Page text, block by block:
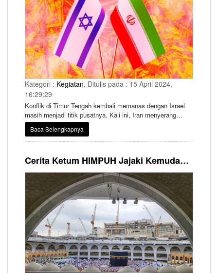
Kategori : Kegiatan, Ditulis pada : 15 April 2024,
16:29:29
Konflik di Timur Tengah kembali memanas dengan Israel
masih menjadi titik pusatnya. Kali ini, Iran menyerang
Israel dengan drone dan rudal pada Sabtu (13/4) malam
waktu setempat. Serangan tersebut dilakukan menyusul
dugaan serangan Israel terhadap konsulatnya di Suriah
utama Garda Revolusi Iran dan menyusul bentrokan
berbulan-bulan antara Israel dan sekutu regional Iran, yang
dipicu oleh perang di Gaza.
Baca Selengkapnya
Cerita Ketum HIMPUH Jajaki Kemudahan Berumrah dengan Undangan dari Visa Schengen, Namun Terhalang Regulasi